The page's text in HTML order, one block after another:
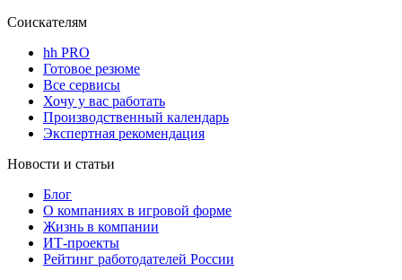
Соискателям
hh PRO
Готовое резюме
Все сервисы
Хочу у вас работать
Производственный календарь
Экспертная рекомендация
Новости и статьи
Блог
О компаниях в игровой форме
Жизнь в компании
ИТ-проекты
Рейтинг работодателей России